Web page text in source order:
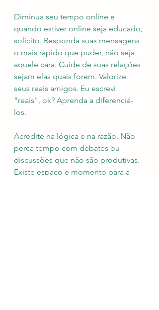
Diminua seu tempo online e
quando estiver online seja educado,
solicito. Responda suas mensagens
o mais rápido que puder, não seja
aquele cara. Cuide de suas relações
sejam elas quais forem. Valorize
seus reais amigos. Eu escrevi
"reais", ok? Aprenda a diferenciá-
los.
Acredite na lógica e na razão. Não
perca tempo com debates ou
discussões que não são produtivas.
Existe espaço e momento para a